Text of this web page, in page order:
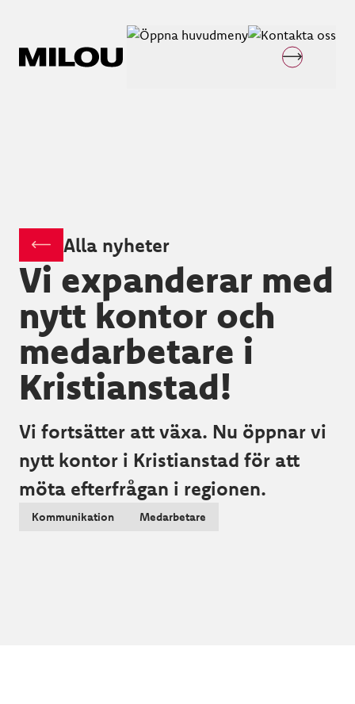
Alla nyheter
Vi expanderar med
nytt kontor och
medarbetare i
Kristianstad!
Vi fortsätter att växa. Nu öppnar vi
nytt kontor i Kristianstad för att
möta efterfrågan i regionen.
Kommunikation Medarbetare